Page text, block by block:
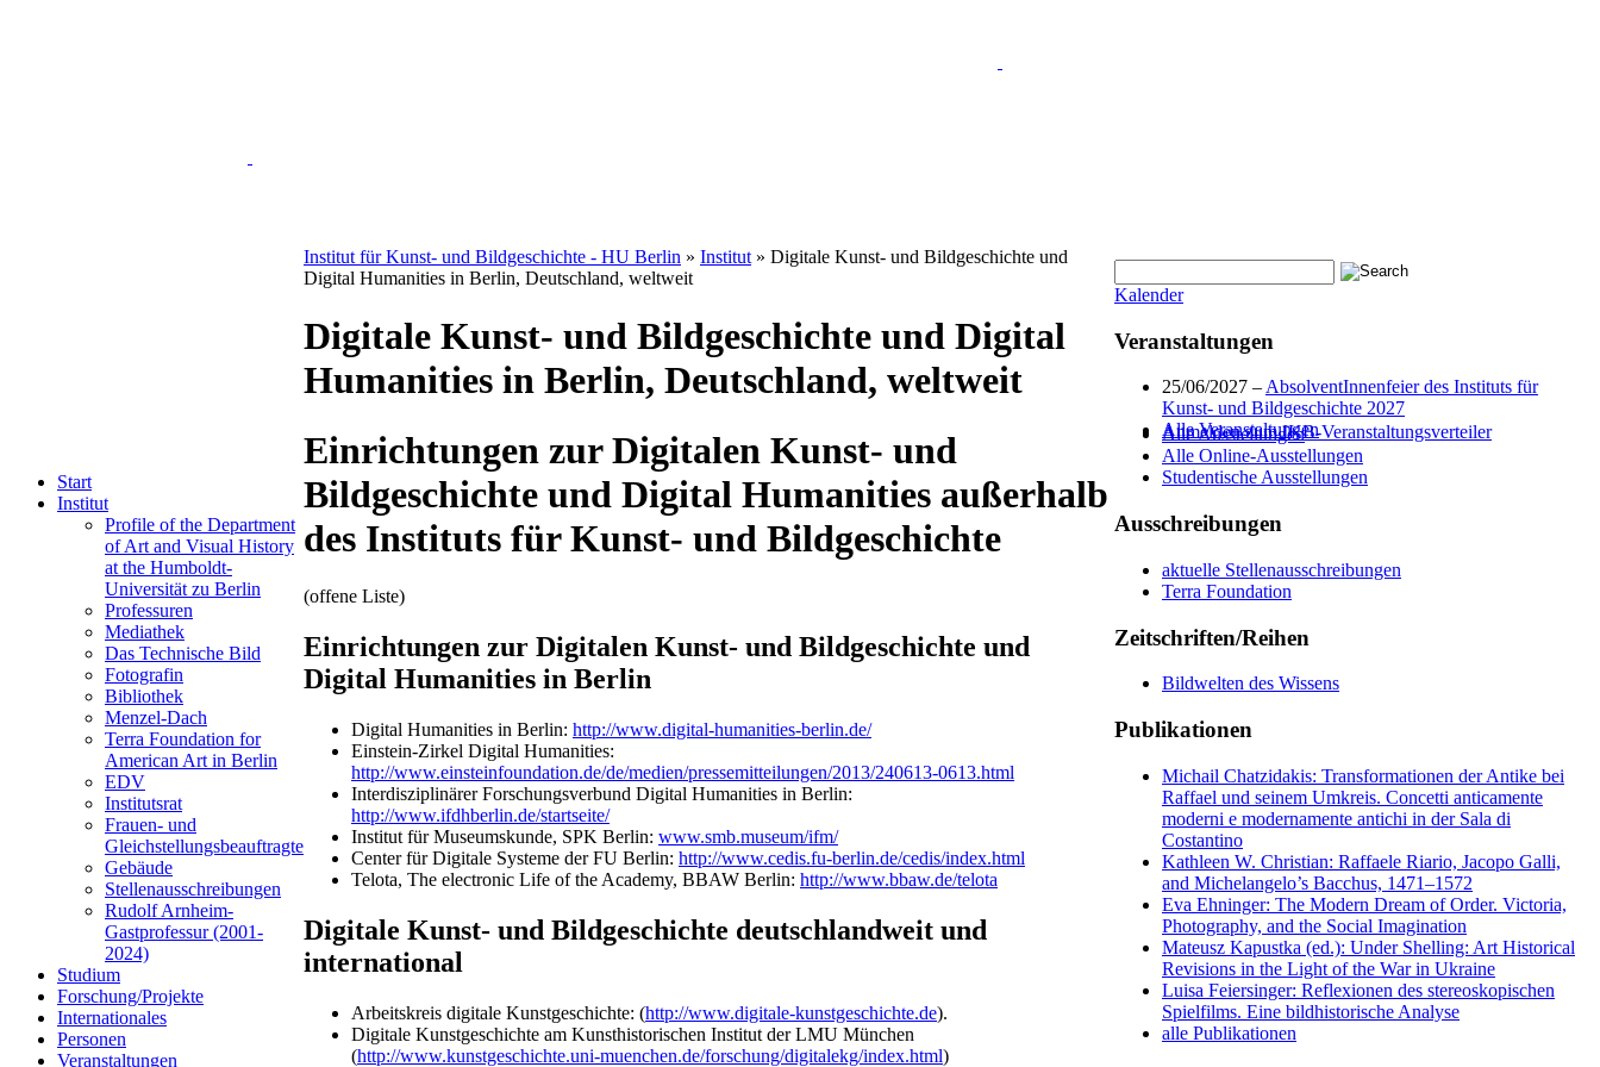
Start
Institut
Profile of the Department
of Art and Visual History
at the Humboldt-
Universität zu Berlin
Professuren
Mediathek
Das Technische Bild
Fotografin
Bibliothek
Menzel-Dach
Terra Foundation for
American Art in Berlin
EDV
Institutsrat
Frauen- und
Gleichstellungsbeauftragte
Gebäude
Stellenausschreibungen
Rudolf Arnheim-
Gastprofessur (2001-
2024)
Studium
Forschung/Projekte
Internationales
Personen
Veranstaltungen
Institut für Kunst- und Bildgeschichte - HU Berlin » Institut » Digitale Kunst- und Bildgeschichte und
Digital Humanities in Berlin, Deutschland, weltweit
Digitale Kunst- und Bildgeschichte und Digital
Humanities in Berlin, Deutschland, weltweit
Einrichtungen zur Digitalen Kunst- und
Bildgeschichte und Digital Humanities außerhalb
des Instituts für Kunst- und Bildgeschichte
(offene Liste)
Einrichtungen zur Digitalen Kunst- und Bildgeschichte und
Digital Humanities in Berlin
Digital Humanities in Berlin: http://www.digital-humanities-berlin.de/
Einstein-Zirkel Digital Humanities:
http://www.einsteinfoundation.de/de/medien/pressemitteilungen/2013/240613-0613.html
Interdisziplinärer Forschungsverbund Digital Humanities in Berlin:
http://www.ifdhberlin.de/startseite/
Institut für Museumskunde, SPK Berlin: www.smb.museum/ifm/
Center für Digitale Systeme der FU Berlin: http://www.cedis.fu-berlin.de/cedis/index.html
Telota, The electronic Life of the Academy, BBAW Berlin: http://www.bbaw.de/telota
Digitale Kunst- und Bildgeschichte deutschlandweit und
international
Arbeitskreis digitale Kunstgeschichte: (http://www.digitale-kunstgeschichte.de).
Digitale Kunstgeschichte am Kunsthistorischen Institut der LMU München
(http://www.kunstgeschichte.uni-muenchen.de/forschung/digitalekg/index.html)
Kalender
Veranstaltungen
25/06/2027 –AbsolventInnenfeier des Instituts für
Kunst- und Bildgeschichte 2027
Alle Veranstaltungen
Anmelden zum IKB-Veranstaltungsverteiler
Alle Ausstellungen
Alle Online-Ausstellungen
Studentische Ausstellungen
Ausschreibungen
aktuelle Stellenausschreibungen
Terra Foundation
Zeitschriften/Reihen
Bildwelten des Wissens
Publikationen
Michail Chatzidakis: Transformationen der Antike bei
Raffael und seinem Umkreis. Concetti anticamente
moderni e modernamente antichi in der Sala di
Costantino
Kathleen W. Christian: Raffaele Riario, Jacopo Galli,
and Michelangelo’s Bacchus, 1471–1572
Eva Ehninger: The Modern Dream of Order. Victoria,
Photography, and the Social Imagination
Mateusz Kapustka (ed.): Under Shelling: Art Historical
Revisions in the Light of the War in Ukraine
Luisa Feiersinger: Reflexionen des stereoskopischen
Spielfilms. Eine bildhistorische Analyse
alle Publikationen